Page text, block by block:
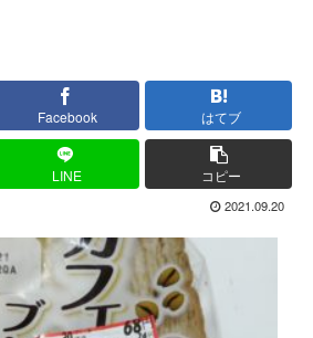
Facebook はてブ
LINE コピー
2021.09.20